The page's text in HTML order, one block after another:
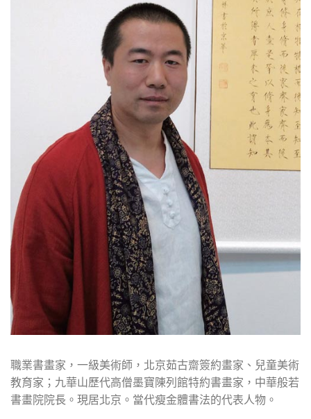
職業書畫家，一級美術師，北京茹古齋簽約畫家、兒童美術
教育家；九華山歷代高僧墨寶陳列館特約書畫家，中華般若
書畫院院長。現居北京。當代瘦金體書法的代表人物。